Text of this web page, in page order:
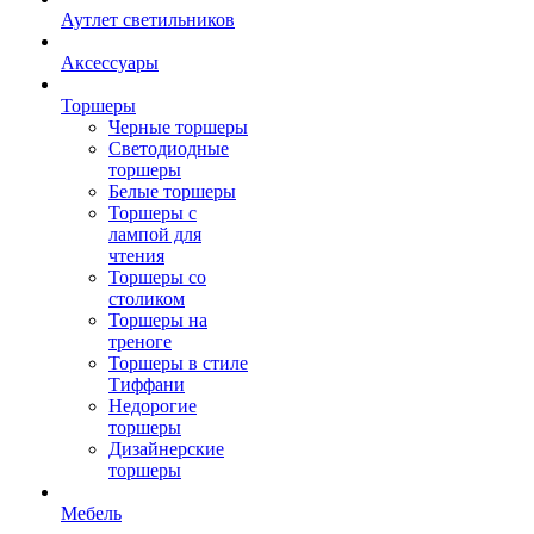
Аутлет светильников
Аксессуары
Торшеры
Черные торшеры
Светодиодные
торшеры
Белые торшеры
Торшеры с
лампой для
чтения
Торшеры со
столиком
Торшеры на
треноге
Торшеры в стиле
Тиффани
Недорогие
торшеры
Дизайнерские
торшеры
Мебель